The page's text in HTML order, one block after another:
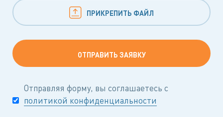
ПРИКРЕПИТЬ ФАЙЛ
Отправляя форму, вы соглашаетесь с
политикой конфиденциальности